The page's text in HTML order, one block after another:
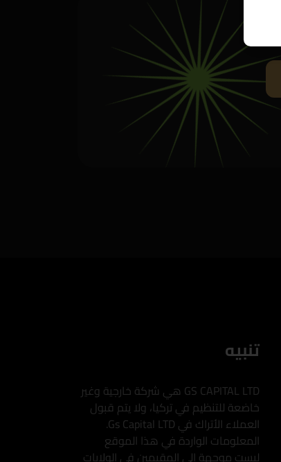
تنبيه
GS CAPITAL LTD هي شركة خارجية وغير
خاضعة للتنظيم في تركيا، ولا يتم قبول
العملاء الأتراك في Gs Capital LTD.
المعلومات الواردة في هذا الموقع
ليست موجهة إلى المقيمين في الولايات